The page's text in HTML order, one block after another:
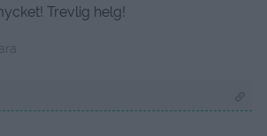
Trevlig helg!